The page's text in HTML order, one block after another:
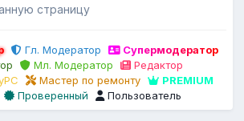
страницу
Гл. Модератор
Супермодератор
Мл. Модератор
Редактор
Мастер по ремонту
PREMIUM
Проверенный Пользователь